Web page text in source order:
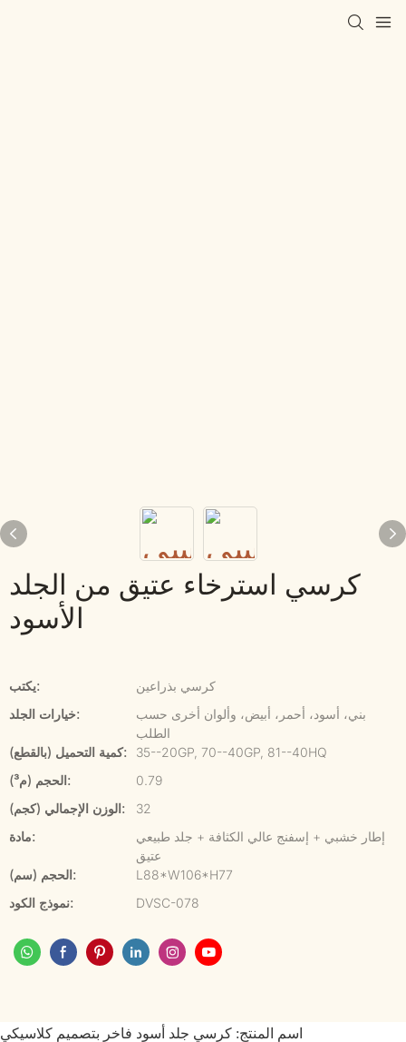
كرسي استرخاء عتيق من الجلد
الأسود
يكتب:
كرسي بذراعين
خيارات الجلد:
بني، أسود، أحمر، أبيض، وألوان أخرى حسب
الطلب
كمية التحميل (بالقطع):
35--20GP, 70--40GP, 81--40HQ
الحجم (م³):
0.79
الوزن الإجمالي (كجم):
32
مادة:
إطار خشبي + إسفنج عالي الكثافة + جلد طبيعي
عتيق
الحجم (سم):
L88*W106*H77
نموذج الكود:
DVSC-078
اسم المنتج: كرسي جلد أسود فاخر بتصميم كلاسيكي